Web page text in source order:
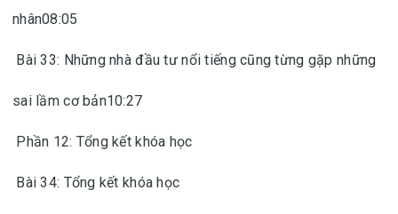
nhân08:05
Bài 33: Những nhà đầu tư nổi tiếng cũng từng gặp những
sai lầm cơ bản10:27
Phần 12: Tổng kết khóa học
Bài 34: Tổng kết khóa học